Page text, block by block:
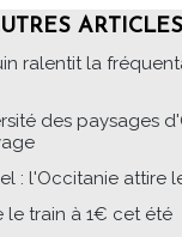
ARTICLES
ralentit la
des paysages
: l'Occitanie attire
le train à 1€ cet été